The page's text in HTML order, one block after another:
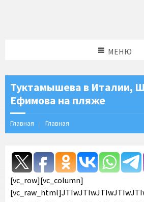
МЕНЮ
Туктамышева в Италии,
Ефимова на пляже
Главная Главная
[vc_row][vc_column][vc_raw_html]JTIwJTIwJTIwJTIwJTIwJTIwJTIwJTIwJTIwJTIwJTIwJTIwJTIwJTIwJTIwJTIwJTA5JTA5JTA5JTA5JTNDcCUzRSVEMCU5QyVEMCVCRCVEMCVCRSVEMCVCMyVEMCVCOCVEMCVCNSUyMCVEMSU4MSVEMCVCRiVEMCVCRSVEMSU4MCVEMSU4MiVEMSU4MSVEMCVCQyVEMCVCNSVEMCVCRCVEMSU4QiUyMCVEMSU4MyVEMCVCNiVEMCVCNSUyMCVEMCVCRSVEMSU4MiVEMCVCMyVEMSU4MyVEMCVCQiVEMSU4RiVEMCVCQiVEMCVCOCUyMCVEMSU4MSVEMCVCMiVEMCVCRSVEMCVCOCUyMCVEMCVCRSVEMSU4MiVEMCVCRiVEMSU4MyVEMSU4MSVEMCVCQSVEMCVCMCUyQyUyMCVEMCVCMCUyMCVEMSU4MiVEMCVCNSVEMCVCRiVEMCVCNSVEMSU4MCVEMSU4QyUyMCVEMCVCRSVEMSU4MiVEMCVCNCVEMSU4QiVEMSU4NSUyMCVEMCVCRCVEMCVCMCVEMSU4NyVEMCVCMCVEMCVCQiVEMSU4MSVEMSU4RiUyMCVEMCVCOCUyMCVEMCVCNCVEMCVCQiVEMSU4RiUyMCUzQ3N0cm9uZyUzRSVEMCVBRiVEMCVCRCVEMSU4QiUyMCVEMCU5NSVEMCVCMyVEMCVCRSVEMSU4MCVEMSU4RiVEMCVCRCUzQyUyRnN0cm9uZyUzRS4lMjAlRDAlQTElRDAlQkYlRDAlQkUlRDElODAlRDElODIlRDElODElRDAlQkMlRDAlQjUlRDAlQkQlRDAlQkElRDAlQjAlMjAlRDAlQkQlRDAlQjUlRDAlQjQlRDAlQjAlRDAlQjIlRDAlQkQlRDAlQkUlMjAlRDAlQjclRDAlQjAlRDAlQjIlRDAlQkUlRDAlQjUlRDAlQjIlRDAlQjAlRDAlQkIlRDAlQjAlMjAlRDAlQjclRDAlQkUlRDAlQkIlRDAlQkUlRDElODIlRDAlQkUlMjAlRDAlQkQlRDAlQjAlMjAlRDElODclRDAlQjUlRDAlQkMlRDAlQkYlRDAlQjglRDAlQkUlRDAlQkQlRDAlQjAlRDElODIlRDAlQjUlMjAlRDAlQkMlRDAlQjglRDElODAlRDAlQjAlMjAlRDAlQkYlRDAlQkUlMjAlRDElODQlRDAlQjUlRDElODUlRDElODIlRDAlQkUlRDAlQjIlRDAlQjAlRDAlQkQlRDAlQjglRDElOEUlMkMlMjAlRDElODIlRDAlQjAlRDAlQkElMjAlRDElODclRDElODIlRDAlQkUlMjAlRDElODIlRDAlQjUlRDAlQkYlRDAlQjUlRDElODAlRDElOEMlMjAlRDAlQkMlRDAlQkUlRDAlQjYlRDAlQjUlRDElODIlMjAlRDAlQkYlRDAlQkUlRDAlQjclRDAlQjIlRDAlQkUlRDAlQkIlRDAlQjglRDElODIlRDElOEMlMjAlRDElODElRDAlQjUlRDAlQjElRDAlQjUlMjAlRDAlQkUlRDElODIlRDAlQjQlRDAlQkUlRDElODUlRDAlQkQlRDElODMlRDElODIlRDElOEMuJTNDJTJGcCUzRSUwQSUzQ2Jsb2NrcXVvdGUlMjBjbGFzcyUzRCUyMmluc3RhZ3JhbS1tZWRpYSUyMiUyMGRhdGEtaW5zdGdybS1jYXB0aW9uZWQlMjBkYXRhLWluc3Rncm0tcGVybWFsaW5rJTNEJTIyaHR0cHMlM0ElMkYlMkZ3d3cuaW5zdGFncmFtLmNvbSUyRnAlMkZCMGluUXRKQXB0cSUyRiUyMiUyMGRhdGEtaW5zdGdybS12ZXJzaW9uJTNEJTIyMTIlMjIlMjBzdHlsZSUzRCUyMiUyMGJhY2tncm91bmQlM0ElMjNGRkYlM0IlMjBib3JkZXIlM0EwJTNCJTIwYm9yZGVyLXJhZGl1cyUzQTNweCUzQiUyMGJveC1zaGFkb3clM0EwJTIwMCUyMDFweCUyMDAlMjByZ2JhJTI4MCUyQzAlMkMwJTJDMC41JTI5JTJDMCUyMDFweCUyMDEwcHglMjAwJTIwcmdiYSUyODAlMkMwJTJDMCUyQzAuMTUlMjklM0IlMjBtYXJnaW4lM0ElMjAxcHglM0IlMjBtYXgtd2lkdGglM0E1MDBweCUzQiUyMG1pbi13aWR0aCUzQTMyNnB4JTNCJTIwcGFkZGluZyUzQTAlM0IlMjB3aWR0aCUzQTk5LjM3NSUyNSUzQiUyMHdpZHRoJTNBLXdlYmtpdC1jYWxjJTI4MTAwJTI1JTIwLSUyMDJweCUyOSUzQiUyMHdpZHRoJTNBY2FsYyUyODEwMCUyNSUyMC0lMjAycHglMjklM0IlMjIlM0UlMEElM0NkaXYlMjBzdHlsZSUzRCUyMnBhZGRpbmclM0ExNnB4JTNCJTIyJTNFJTIwJTNDYSUyMGhyZWYlM0QlMjJodHRwcyUzQSUyRiUyRnd3dy5pbnN0YWdyYW0uY29tJTJGcCUyRkIwaW5RdEpBcHRxJTJGJTIyJTIwc3R5bGUlM0QlMjIlMjBiYWNrZ3JvdW5kJTNBJTIzRkZGRkZGJTNCJTIwbGluZS1oZWlnaHQlM0EwJTNCJTIwcGFkZGluZyUzQTAlMjAwJTNCJTIwdGV4dC1hbGlnbiUzQWNlbnRlciUzQiUyMHRleHQtZGVjb3JhdGlvbiUzQW5vbmUlM0IlMjB3aWR0aCUzQTEwMCUyNSUzQiUyMiUyMHRhcmdldCUzRCUyMl9ibGFuayUyMiUzRSUyMCUzQyUyRnAlM0UlMEElM0NkaXYlMjBzdHlsZSUzRCUyMiUyMGRpc3BsYXklM0ElMjBmbGV4JTNCJTIwZmxleC1kaXJlY3Rpb24lM0ElMjByb3clM0IlMjBhbGlnbi1pdGVtcyUzQSUyMGNlbnRlciUzQiUyMiUzRSUwQSUzQ2RpdiUyMHN0eWxlJTNEJTIyYmFja2dyb3VuZC1jb2xvciUzQSUyMCUyM0Y0RjRGNCUzQiUyMGJvcmRlci1yYWRpdXMlM0ElMjA1MCUyNSUzQiUyMGZsZXgtZ3JvdyUzQSUyMDAlM0IlMjBoZWlnaHQlM0ElMjA0MHB4JTNCJTIwbWFyZ2luLXJpZ2h0JTNBJTIwMTRweCUzQiUyMHdpZHRoJTNBJTIwNDBweCUzQiUyMiUzRSUzQyUyRmRpdiUzRSUwQSUzQ2RpdiUyMHN0eWxlJTNEJTIyZGlzcGxheSUzQSUyMGZsZXglM0IlMjBmbGV4LWRpcmVjdGlvbiUzQSUyMGNvbHVtbiUzQiUyMGZsZXgtZ3JvdyUzQSUyMDElM0IlMjBqdXN0aWZ5LWNvbnRlbnQlM0ElMjBjZW50ZXIlM0IlMjIlM0UlMEElM0NkaXYlMjBzdHlsZSUzRCUyMiUyMGJhY2tncm91bmQtY29sb3IlM0ElMjAlMjNGNEY0RjQlM0IlMjBib3JkZXItcmFkaXVzJTNBJTIwNHB4JTNCJTIwZmxleC1ncm93JTNBJTIwMCUzQiUyMGhlaWdodCUzQSUyMDE0cHglM0IlMjBtYXJnaW4tYm90dG9tJTNBJTIwNnB4JTNCJTIwd2lkdGglM0ElMjAxMDBweCUzQiUyMiUzRSUzQyUyRmRpdiUzRSUwQSUzQ2RpdiUyMHN0eWxlJTNEJTIyJTIwYmFja2dyb3VuZC1jb2xvciUzQSUyMCUyM0Y0RjRGNCUzQiUyMGJvcmRlci1yYWRpdXMlM0ElMjA0cHglM0IlMjBmbGV4LWdyb3clM0ElMjAwJTNCJTIwaGVpZ2h0JTNBJTIwMTRweCUzQiUyMHdpZHRoJTNBJTIwNjBweCUzQiUyMiUzRSUzQyUyRmRpdiUzRSUwQSUzQyUyRmRpdiUzRSUwQSUzQyUyRmRpdiUzRSUwQSUzQ2RpdiUyMHN0eWxlJTNEJTIycGFkZGluZyUzQSUyMDE5JTI1JTIwMCUzQiUyMiUzRSUzQyUyRmRpdiUzRSUwQSUzQ2RpdiUyMHN0eWxlJTNEJTIyZGlzcGxheSUzQWJsb2NrJTNCJTIwaGVpZ2h0JTNBNTBweCUzQiUyMG1hcmdpbiUzQTAlMjBhdXRvJTIwMTJweCUzQiUyMHdpZHRoJTNBNTBweCUzQiUyMiUzRSUzQ3N2ZyUyMHdpZHRoJTNEJTIyNTBweCUyMiUyMGhlaWdodCUzRCUyMjUwcHglMjIlMjB2aWV3Qm94JTNEJTIyMCUyMDAlMjA2MCUyMDYwJTIyJTIwdmVyc2lvbiUzRCUyMjEuMSUyMiUyMHhtbG5zJTNEJTIyaHR0cHMlM0ElMkYlMkZ3d3cudzMub3JnJTJGMjAwMCUyRnN2ZyUyMiUyMHhtbG5zJTNBeGxpbmslM0QlMjJodHRwcyUzQSUyRiUyRnd3dy53My5vcmclMkYxOTk5JTJGeGxpbmslMjIlM0UlM0NnJTIwc3Ryb2tlJTNEJTIybm9uZSUyMiUyMHN0cm9rZS13aWR0aCUzRCUyMjElMjIlMjBmaWxsJTNEJTIybm9uZSUyMiUyMGZpbGwtcnVsZSUzRCUyMmV2ZW5vZGQlMjIlM0UlM0NnJTIwdHJhbnNmb3JtJTNEJTIydHJhbnNsYXRlJTI4LTUxMS4wMDAwMDAlMkMlMjAtMjAuMDAwMDAwJTI5JTIyJTIwZmlsbCUzRCUyMiUyMzAwMDAwMCUyMiUzRSUzQ2clM0UlM0NwYXRoJTIwZCUzRCUyMk01NTYuODY5JTJDMzAuNDElMjBDNTU0LjgxNCUyQzMwLjQxJTIwNTUzLjE0OCUyQzMyLjA3NiUyMDU1My4xNDglMkMzNC4xMzElMjBDNTUzLjE0OCUyQzM2LjE4NiUyMDU1NC44MTQlMkMzNy44NTIlMjA1NTYuODY5JTJDMzcuODUyJTIwQzU1OC45MjQlMkMzNy44NTIlMjA1NjAuNTklMkMzNi4xODYlMjA1NjAuNTklMkMzNC4xMzElMjBDNTYwLjU5JTJDMzIuMDc2JTIwNTU4LjkyNCUyQzMwLjQxJTIwNTU2Ljg2OSUyQzMwLjQxJTIwTTU0MSUyQzYwLjY1NyUyMEM1MzUuMTE0JTJDNjAuNjU3JTIwNTMwLjM0MiUyQzU1Ljg4NyUyMDUzMC4zNDIlMkM1MCUyMEM1MzAuMzQyJTJDNDQuMTE0JTIwNTM1LjExNCUyQzM5LjM0MiUyMDU0MSUyQzM5LjM0MiUyMEM1NDYuODg3JTJDMzkuMzQyJTIwNTUxLjY1OCUyQzQ0LjExNCUyMDU1MS42NTglMkM1MCUyMEM1NTEuNjU4JTJDNTUuODg3JTIwNTQ2Ljg4NyUyQzYwLjY1NyUyMDU0MSUyQzYwLjY1NyUyME01NDElMkMzMy44ODYlMjBDNTMyLjElMkMzMy44ODYlMjA1MjQuODg2JTJDNDEuMSUyMDUyNC44ODYlMkM1MCUyMEM1MjQuODg2JTJDNTguODk5JTIwNTMyLjElMkM2Ni4xMTMlMjA1NDElMkM2Ni4xMTMlMjBDNTQ5LjklMkM2Ni4xMTMlMjA1NTcuMTE1JTJDNTguODk5JTIwNTU3LjExNSUyQzUwJTIwQzU1Ny4xMTUlMkM0MS4xJTIwNTQ5LjklMkMzMy44ODYlMjA1NDElMkMzMy44ODYlMjBNNTY1LjM3OCUyQzYyLjEwMSUyMEM1NjUuMjQ0JTJDNjUuMDIyJTIwNTY0Ljc1NiUyQzY2LjYwNiUyMDU2NC4zNDYlMkM2Ny42NjMlMjBDNTYzLjgwMyUyQzY5LjA2JTIwNTYzLjE1NCUyQzcwLjA1NyUyMDU2Mi4xMDYlMkM3MS4xMDYlMjBDNTYxLjA1OCUyQzcyLjE1NSUyMDU2MC4wNiUyQzcyLjgwMyUyMDU1OC42NjIlMkM3My4zNDclMjBDNTU3LjYwNyUyQzczLjc1NyUyMDU1Ni4wMjElMkM3NC4yNDQlMjA1NTMuMTAyJTJDNzQuMzc4JTIwQzU0OS45NDQlMkM3NC41MjElMjA1NDguOTk3JTJDNzQuNTUyJTIwNTQxJTJDNzQuNTUyJTIwQzUzMy4wMDMlMkM3NC41NTIlMjA1MzIuMDU2JTJDNzQuNTIxJTIwNTI4Ljg5OCUyQzc0LjM3OCUyMEM1MjUuOTc5JTJDNzQuMjQ0JTIwNTI0LjM5MyUyQzczLjc1NyUyMDUyMy4zMzglMkM3My4zNDclMjBDNTIxLjk0JTJDNzIuODAzJTIwNTIwLjk0MiUyQzcyLjE1NSUyMDUxOS44OTQlMkM3MS4xMDYlMjBDNTE4Ljg0NiUyQzcwLjA1NyUyMDUxOC4xOTclMkM2OS4wNiUyMDUxNy42NTQlMkM2Ny42NjMlMjBDNTE3LjI0NCUyQzY2LjYwNiUyMDUxNi43NTUlMkM2NS4wMjIlMjA1MTYuNjIzJTJDNjIuMTAxJTIwQzUxNi40NzklMkM1OC45NDMlMjA1MTYuNDQ4JTJDNTcuOTk2JTIwNTE2LjQ0OCUyQzUwJTIwQzUxNi40NDglMkM0Mi4wMDMlMjA1MTYuNDc5JTJDNDEuMDU2JTIwNTE2LjYyMyUyQzM3Ljg5OSUyMEM1MTYuNzU1JTJDMzQuOTc4JTIwNTE3LjI0NCUyQzMzLjM5MSUyMDUxNy42NTQlMkMzMi4zMzglMjBDNTE4LjE5NyUyQzMwLjkzOCUyMDUxOC44NDYlMkMyOS45NDIlMjA1MTkuODk0JTJDMjguODk0JTIwQzUyMC45NDIlMkMyNy44NDYlMjA1MjEuOTQlMkMyNy4xOTYlMjA1MjMuMzM4JTJDMjYuNjU0JTIwQzUyNC4zOTMlMkMyNi4yNDQlMjA1MjUuOTc5JTJDMjUuNzU2JTIwNTI4Ljg5OCUyQzI1LjYyMyUyMEM1MzIuMDU3JTJDMjUuNDc5JTIwNTMzLjAwNCUyQzI1LjQ0OCUyMDU0MSUyQzI1LjQ0OCUyMEM1NDguOTk3JTJDMjUuNDQ4JTIwNTQ5Ljk0MyUyQzI1LjQ3OSUyMDU1My4xMDIlMkMyNS42MjMlMjBDNTU2LjAyMSUyQzI1Ljc1NiUyMDU1Ny42MDclMkMyNi4yNDQlMjA1NTguNjYyJTJDMjYuNjU0JTIwQzU2MC4wNiUyQzI3LjE5NiUyMDU2MS4wNTglMkMyNy44NDYlMjA1NjIuMTA2JTJDMjguODk0JTIwQzU2My4xNTQlMkMyOS45NDIlMjA1NjMuODAzJTJDMzAuOTM4JTIwNTY0LjM0NiUyQzMyLjMzOCUyMEM1NjQuNzU2JTJDMzMuMzkxJTIwNTY1LjI0NCUyQzM0Ljk3OCUyMDU2NS4zNzglMkMzNy44OTklMjBDNTY1LjUyMiUyQzQxLjA1NiUyMDU2NS41NTIlMkM0Mi4wMDMlMjA1NjUuNTUyJTJDNTAlMjBDNTY1LjU1MiUyQzU3Ljk5NiUyMDU2NS41MjIlMkM1OC45NDMlMjA1NjUuMzc4JTJDNjIuMTAxJTIwTTU3MC44MiUyQzM3LjYzMSUyMEM1NzAuNjc0JTJDMzQuNDM4JTIwNTcwLjE2NyUyQzMyLjI1OCUyMDU2OS40MjUlMkMzMC4zNDklMjBDNTY4LjY1OSUyQzI4LjM3NyUyMDU2Ny42MzMlMkMyNi43MDIlMjA1NjUuOTY1JTJDMjUuMDM1JTIwQzU2NC4yOTclMkMyMy4zNjglMjA1NjIuNjIzJTJDMjIuMzQyJTIwNTYwLjY1MiUyQzIxLjU3NSUyMEM1NTguNzQzJTJDMjAuODM0JTIwNTU2LjU2MiUyQzIwLjMyNiUyMDU1My4zNjklMkMyMC4xOCUyMEM1NTAuMTY5JTJDMjAuMDMzJTIwNTQ5LjE0OCUyQzIwJTIwNTQxJTJDMjAlMjBDNTMyLjg1MyUyQzIwJTIwNTMxLjgzMSUyQzIwLjAzMyUyMDUyOC42MzElMkMyMC4xOCUyMEM1MjUuNDM4JTJDMjAuMzI2JTIwNTIzLjI1NyUyQzIwLjgzNCUyMDUyMS4zNDklMkMyMS41NzUlMjBDNTE5LjM3NiUyQzIyLjM0MiUyMDUxNy43MDMlMkMyMy4zNjglMjA1MTYuMDM1JTJDMjUuMDM1JTIwQzUxNC4zNjglMkMyNi43MDIlMjA1MTMuMzQyJTJDMjguMzc3JTIwNTEyLjU3NCUyQzMwLjM0OSUyMEM1MTEuODM0JTJDMzIuMjU4JTIwNTExLjMyNiUyQzM0LjQzOCUyMDUxMS4xODElMkMzNy42MzElMjBDNTExLjAzNSUyQzQwLjgzMSUyMDUxMSUyQzQxLjg1MSUyMDUxMSUyQzUwJTIwQzUxMSUyQzU4LjE0NyUyMDUxMS4wMzUlMkM1OS4xNyUyMDUxMS4xODElMkM2Mi4zNjklMjBDNTExLjMyNiUyQzY1LjU2MiUyMDUxMS44MzQlMkM2Ny43NDMlMjA1MTIuNTc0JTJDNjkuNjUxJTIwQzUxMy4zNDIlMkM3MS42MjUlMjA1MTQuMzY4JTJDNzMuMjk2JTIwNTE2LjAzNSUyQzc0Ljk2NSUyMEM1MTcuNzAzJTJDNzYuNjM0JTIwNTE5LjM3NiUyQzc3LjY1OCUyMDUyMS4zNDklMkM3OC40MjUlMjBDNTIzLjI1NyUyQzc5LjE2NyUyMDUyNS40MzglMkM3OS42NzMlMjA1MjguNjMxJTJDNzkuODIlMjBDNTMxLjgzMSUyQzc5Ljk2NSUyMDUzMi44NTMlMkM4MC4wMDElMjA1NDElMkM4MC4wMDElMjBDNTQ5LjE0OCUyQzgwLjAwMSUyMDU1MC4xNjklMkM3OS45NjUlMjA1NTMuMzY5JTJDNzkuODIlMjBDNTU2LjU2MiUyQzc5LjY3MyUyMDU1OC43NDMlMkM3OS4xNjclMjA1NjAuNjUyJTJDNzguNDI1JTIwQzU2Mi42MjMlMkM3Ny42NTglMjA1NjQuMjk3JTJDNzYuNjM0JTIwNTY1Ljk2NSUyQzc0Ljk2NSUyMEM1NjcuNjMzJTJDNzMuMjk2JTIwNTY4LjY1OSUyQzcxLjYyNSUyMDU2OS40MjUlMkM2OS42NTElMjBDNTcwLjE2NyUyQzY3Ljc0MyUyMDU3MC42NzQlMkM2NS41NjIlMjA1NzAuODIlMkM2Mi4zNjklMjBDNTcwLjk2NiUyQzU5LjE3JTIwNTcxJTJDNTguMTQ3JTIwNTcxJTJDNTAlMjBDNTcxJTJDNDEuODUxJTIwNTcwLjk2NiUyQzQwLjgzMSUyMDU3MC44MiUyQzM3LjYzMSUyMiUzRSUzQyUyRnBhdGglM0UlM0MlMkZnJTNFJTNDJTJGZyUzRSUzQyUyRmclM0UlM0MlMkZzdmclM0UlM0MlMkZkaXYlM0UlMEElM0NkaXYlMjBzdHlsZSUzRCUyMnBhZGRpbmctdG9wJTNBJTIwOHB4JTNCJTIyJTNFJTBBJTNDZGl2JTIwc3R5bGUlM0QlMjIlMjBjb2xvciUzQSUyMzM4OTdmMCUzQiUyMGZvbnQtZmFtaWx5JTNBQXJpYWwlMkNzYW5zLXNlcmlmJTNCJTIwZm9udC1zaXplJTNBMTRweCUzQiUyMGZvbnQtc3R5bGUlM0Fub3JtYWwlM0IlMjBmb250LXdlaWdodCUzQTU1MCUzQiUyMGxpbmUtaGVpZ2h0JTNBMThweCUzQiUyMiUzRSUyMFZpZXclMjB0aGlzJTIwcG9zdCUyMG9uJTIwSW5zdGFncmFtJTNDJTJGZGl2JTNFJTBBJTNDJTJGZGl2JTNFJTBBJTNDZGl2JTIwc3R5bGUlM0QlMjJwYWRkaW5nJTNBJTIwMTIuNSUyNSUyMDAlM0IlMjIlM0UlM0MlMkZkaXYlM0Ul